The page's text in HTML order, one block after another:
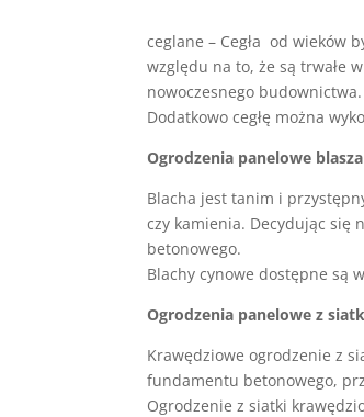
ceglane – Cegła od wieków
względu na to, że są trwałe
nowoczesnego budownictwa.
Dodatkowo cegłę można
Ogrodzenia panelowe
Blacha jest tanim i
czy kamienia. Decydując się
betonowego.
Blachy cynowe dostępne są
Ogrodzenia panelowe z
Krawędziowe ogrodzenie z
fundamentu betonowego,
Ogrodzenie z siatki